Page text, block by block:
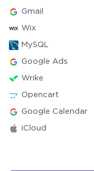
Gmail
Wix
MySQL
Google Ads
Wrike
Opencart
Google Calendar
iCloud